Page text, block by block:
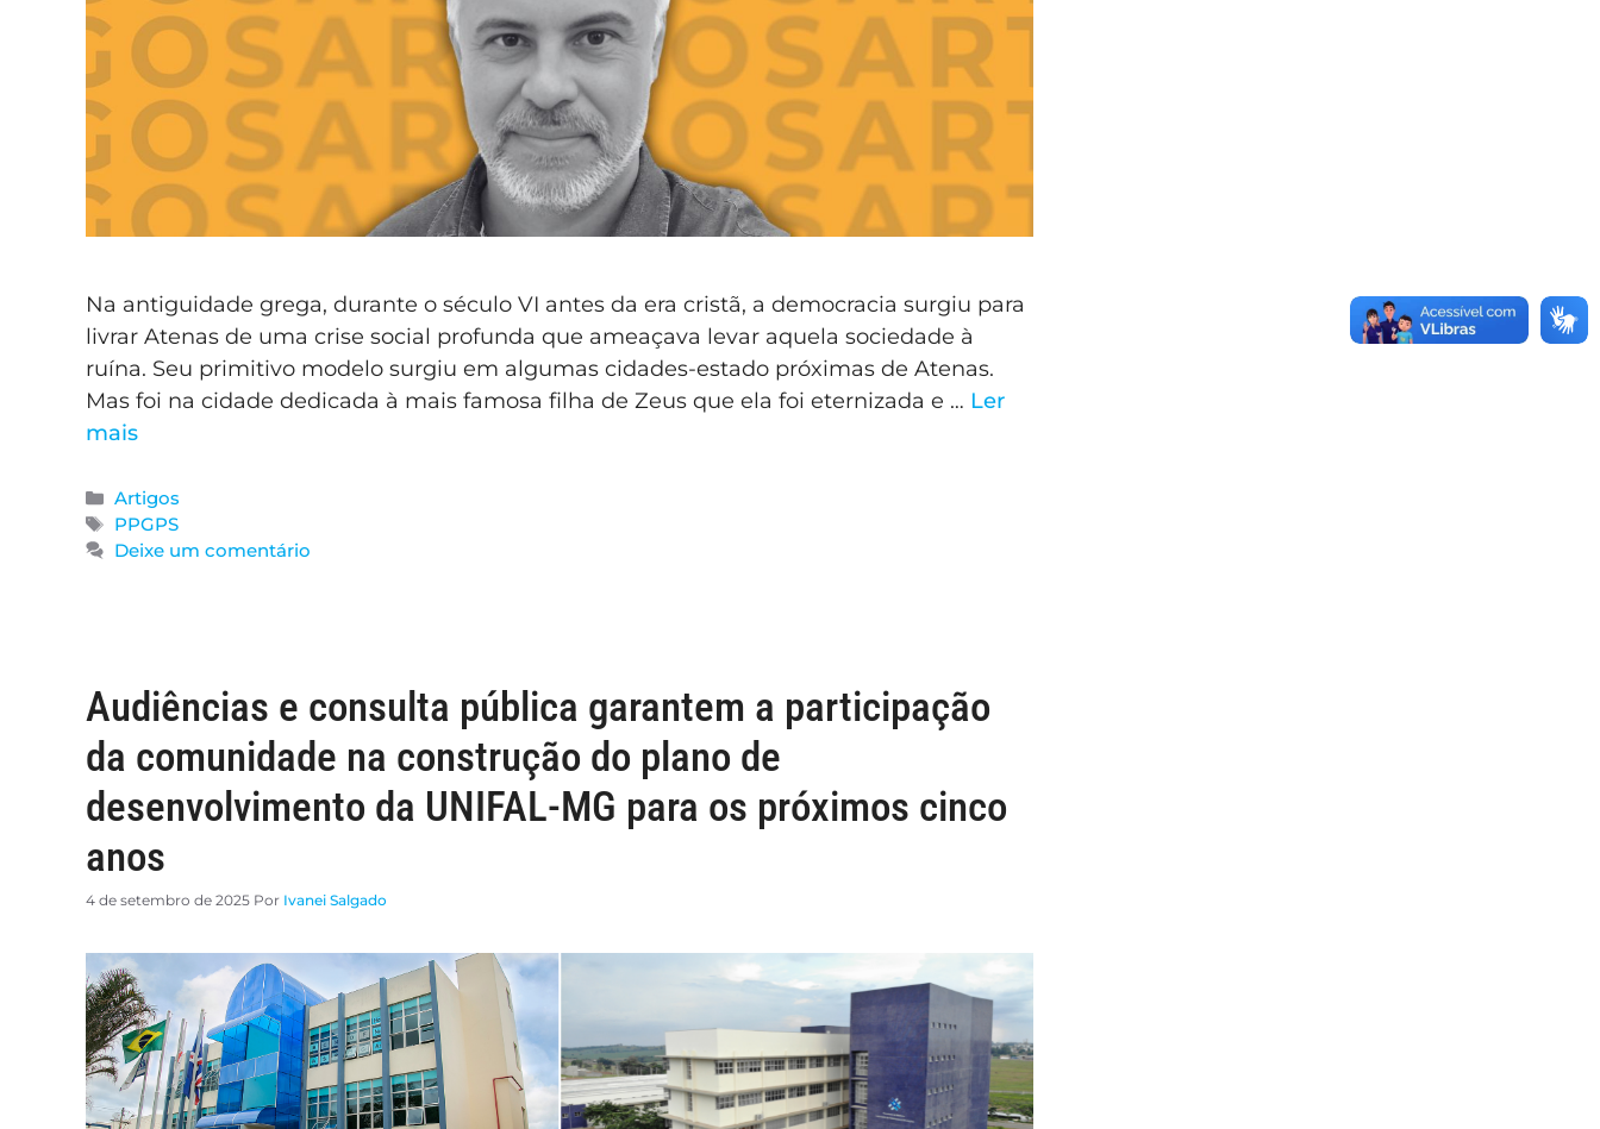
Na antiguidade grega, durante o século VI antes da era cristã, a democracia surgiu para
livrar Atenas de uma crise social profunda que ameaçava levar aquela sociedade à
ruína. Seu primitivo modelo surgiu em algumas cidades-estado próximas de Atenas.
Mas foi na cidade dedicada à mais famosa filha de Zeus que ela foi eternizada e … Ler
mais
Artigos
PPGPS
Deixe um comentário
Audiências e consulta pública garantem a participação
da comunidade na construção do plano de
desenvolvimento da UNIFAL-MG para os próximos cinco
anos
4 de setembro de 2025 Por Ivanei Salgado